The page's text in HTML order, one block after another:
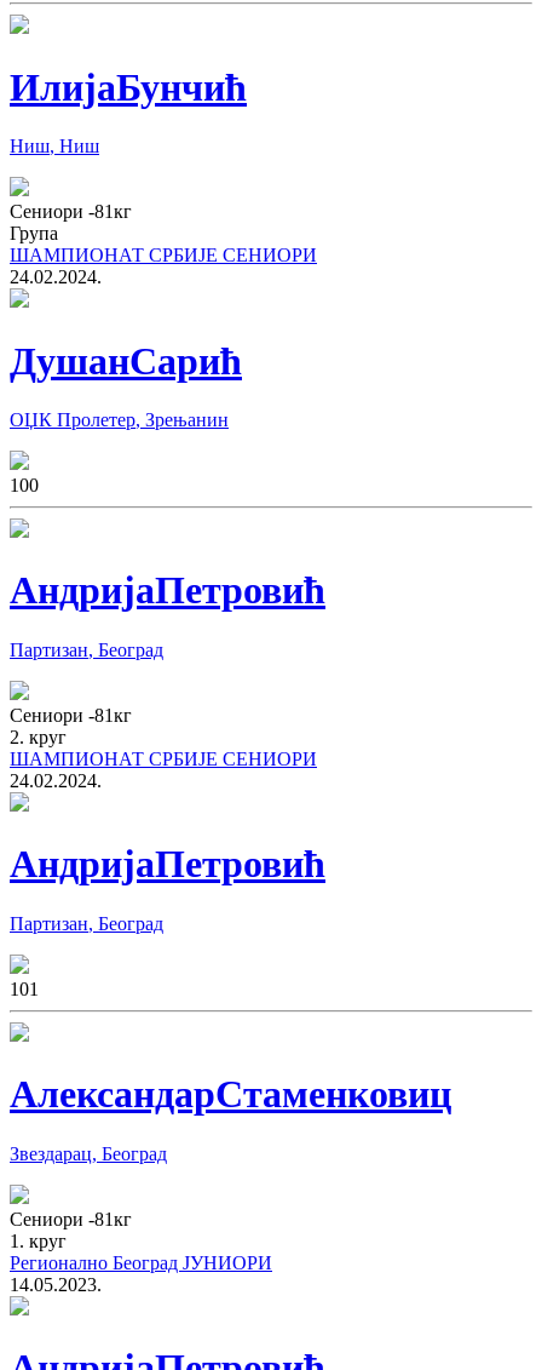
ИлијаБунчић
Ниш, Ниш
Сениори -81кг
Група
ШАМПИОНАТ СРБИЈЕ СЕНИОРИ
24.02.2024.
ДушанСарић
ОЏК Пролетер, Зрењанин
100
АндријаПетровић
Партизан, Београд
Сениори -81кг
2. круг
ШАМПИОНАТ СРБИЈЕ СЕНИОРИ
24.02.2024.
АндријаПетровић
Партизан, Београд
101
АлександарСтаменковиц
Звездарац, Београд
Сениори -81кг
1. круг
Регионално Београд ЈУНИОРИ
14.05.2023.